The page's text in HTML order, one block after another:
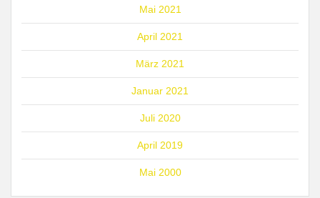
Mai 2021
April 2021
März 2021
Januar 2021
Juli 2020
April 2019
Mai 2000